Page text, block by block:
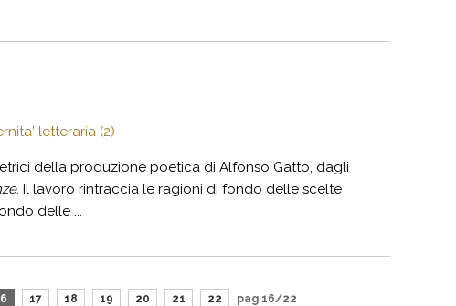
letteraria (2)
della produzione poetica di Alfonso Gatto, dagli
. Il lavoro rintraccia le ragioni di fondo delle scelte
delle ...
17 18 19 20 21 22 pag 16/22